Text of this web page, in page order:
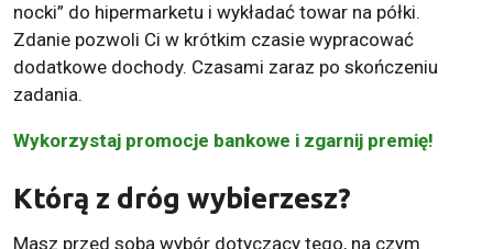
nocki” do hipermarketu i wykładać towar na półki.
Zdanie pozwoli Ci w krótkim czasie wypracować
dodatkowe dochody. Czasami zaraz po skończeniu
zadania.
Wykorzystaj promocje bankowe i zgarnij premię!
Którą z dróg wybierzesz?
Masz przed sobą wybór dotyczący tego, na czym